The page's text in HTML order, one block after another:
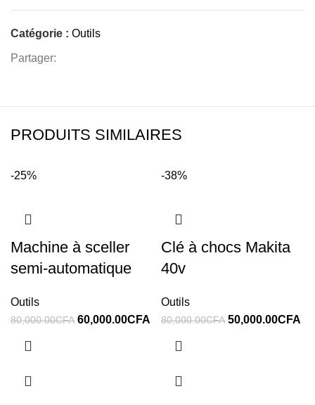
Catégorie : Outils
Partager:
PRODUITS SIMILAIRES
-25%
Machine à sceller
semi-automatique
Outils
80,000.00CFA 60,000.00CFA
-38%
Clé à chocs Makita
40v
Outils
80,000.00CFA 50,000.00CFA